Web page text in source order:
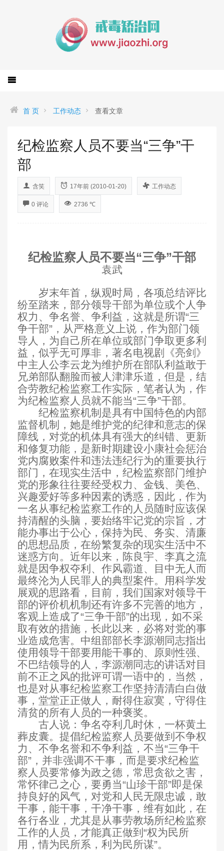
首 页 工作动态 查看文章
纪检监察人员不要当“三争”干
部
含笑 17年前 (2010-01-20) 工作动态
0 评论 2736 ℃
纪检监察人员不要当“三争”干部
袁武
岁末年首，纵观时局，各项总结评比
纷至踏来，部分领导干部为单位或个人争
权力、争名誉、争利益，这就是所谓“三
争干部”，从严格意义上说，作为部门领
导人，为自己所在单位或部门争取更多利
益，似乎无可厚非，著名电视剧《亮剑》
中主人公李云龙为维护所在部队利益敢于
兄弟部队翻脸而被人津津乐道，但是，结
合劳教纪检监察工作实际，笔者认为，作
为纪检监察人员就不能当“三争”干部。
纪检监察机制是具有中国特色的内部
监督机制，她是维护党的纪律和意志的保
障线，对党的机体具有强大的纠错、更新
和修复功能，是新时期建设小康社会惩治
党内腐败案件和违法违纪行为的重要执行
部门，在现实生活中，纪检监察部门维护
党的形象往往要经受权力、金钱、美色、
兴趣爱好等多种因素的诱惑，因此，作为
一名从事纪检监察工作的人员随时应该保
持清醒的头脑，要始络牢记党的宗旨，才
能办事出于公心，保持为民、务实、清廉
的思想品质，在纷繁复杂的现实生活中不
迷惑方向。近年以来，陈良宇、李真之流
就是因争权夺利、作风霸道、目中无人而
最终沦为人民罪人的典型案件。用科学发
展观的思路看，目前，我们国家对领导干
部的评价机机制还有许多不完善的地方，
客观上造成了“三争干部”的出现，如不采
取有效的措施，长此以来，必将对党的事
业造成危害。中组部部长李源潮同志指出
使用领导干部要用能干事的、原则性强、
不巴结领导的人，李源潮同志的讲话对目
前不正之风的批评可谓一语中的，当然，
也是对从事纪检监察工作坚持清清白白做
事，堂堂正正做人，耐得住寂寞，守得住
清贫的所有人员的一种褒奖。
古人说：争名夺利几时休，一杯黄土
葬皮囊。提倡纪检监察人员要做到不争权
力、不争名誉和不争利益，不当“三争干
部”，并非强调不干事，而是要求纪检监
察人员要常修为政之德，常思贪欲之害，
常怀律己之心，要勇当“山珍干部”即是保
持良好的风气，对党和人民无限忠诚，敢
干事，能干事，干净干事，维有如此，在
各行各业，尤其是从事劳教场所纪检监察
工作的人员，才能真正做到“权为民所
用，情为民所系，利为民所谋”。